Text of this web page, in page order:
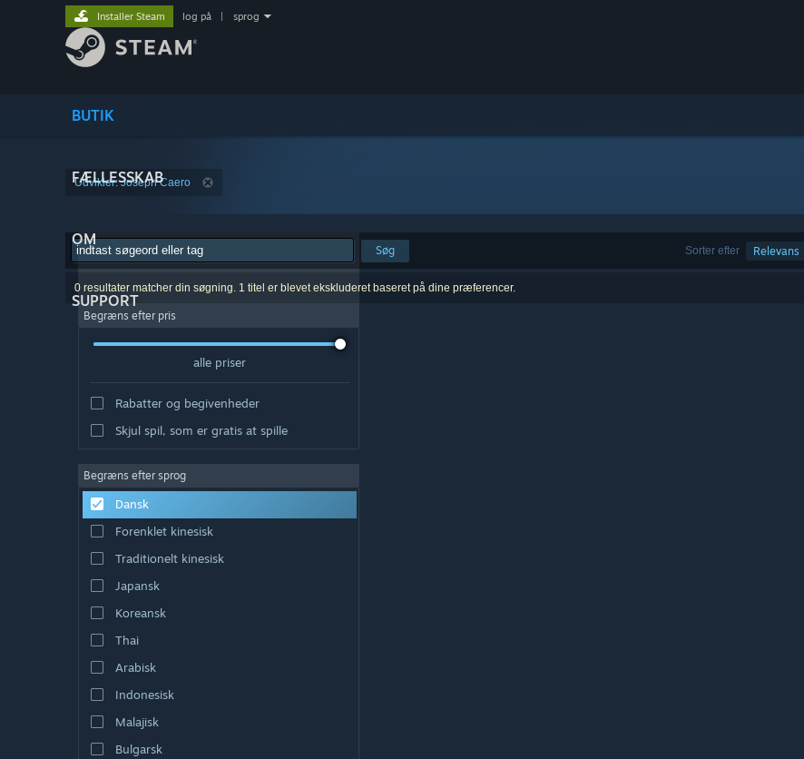
BUTIK
FÆLLESSKAB
OM
SUPPORT
Installer Steam log på sprog
Udvikler: Joseph Caero
Sorter efter Relevans
Søg
0 resultater matcher din søgning. 1 titel er blevet ekskluderet baseret på dine præferencer.
Begræns efter pris
alle priser
Rabatter og begivenheder
Skjul spil, som er gratis at spille
Begræns efter sprog
Dansk
Forenklet kinesisk
Traditionelt kinesisk
Japansk
Koreansk
Thai
Arabisk
Indonesisk
Malajisk
Bulgarsk